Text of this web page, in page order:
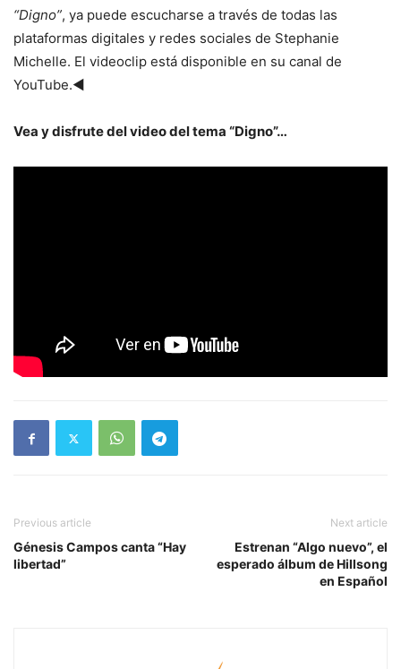
“Digno”, ya puede escucharse a través de todas las
plataformas digitales y redes sociales de Stephanie
Michelle. El videoclip está disponible en su canal de
YouTube.◄
Vea y disfrute del video del tema “Digno”…
Previous article
Génesis Campos canta “Hay
libertad”
Next article
Estrenan “Algo nuevo”, el
esperado álbum de Hillsong
en Español